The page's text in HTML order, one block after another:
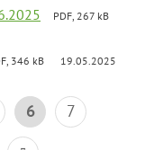
PDF, 267 kB
346 kB 19.05.2025
6
7